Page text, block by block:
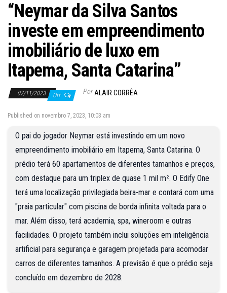
“Neymar da Silva Santos
investe em empreendimento
imobiliário de luxo em
Itapema, Santa Catarina”
07/11/2023 Off Por ALAIR CORRÊA
Published on novembro 7, 2023, 10:03 am
O pai do jogador Neymar está investindo em um novo
empreendimento imobiliário em Itapema, Santa Catarina. O
prédio terá 60 apartamentos de diferentes tamanhos e preços,
com destaque para um triplex de quase 1 mil m². O Edify One
terá uma localização privilegiada beira-mar e contará com uma
"praia particular" com piscina de borda infinita voltada para o
mar. Além disso, terá academia, spa, wineroom e outras
facilidades. O projeto também inclui soluções em inteligência
artificial para segurança e garagem projetada para acomodar
carros de diferentes tamanhos. A previsão é que o prédio seja
concluído em dezembro de 2028.